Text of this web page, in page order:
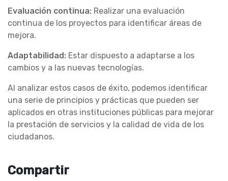
Evaluación continua: Realizar una evaluación
continua de los proyectos para identificar áreas de
mejora.
Adaptabilidad: Estar dispuesto a adaptarse a los
cambios y a las nuevas tecnologías.
Al analizar estos casos de éxito, podemos identificar
una serie de principios y prácticas que pueden ser
aplicados en otras instituciones públicas para mejorar
la prestación de servicios y la calidad de vida de los
ciudadanos.
Compartir